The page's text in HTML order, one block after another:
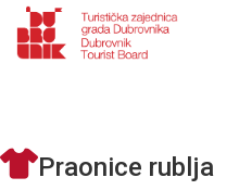
Praonice rublja